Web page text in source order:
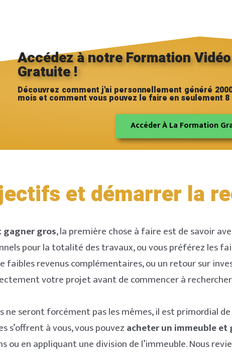
Accédez à notre Formation
Gratuite !
Découvrez comment j'ai personnellement généré
mois et comment vous pouvez le faire en seulement 8
Accéder À La Formation
et démarrer la
gagner gros, la première chose à faire est de savoir
pour la totalité des travaux, ou vous préférez les
faibles revenus complémentaires, ou un retour sur
votre projet avant de commencer à
seront forcément pas les mêmes, il est primordial
s’offrent à vous, vous pouvezacheter un immeuble et
en appliquant une division de l’immeuble. Nous